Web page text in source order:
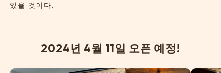
있을 것이다.
2024년 4월 11일 오픈 예정!